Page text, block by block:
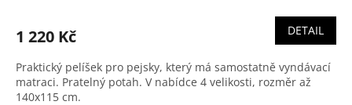
1 220 Kč DETAIL
Praktický pelíšek pro pejsky, který má samostatně vyndávací
matraci. Pratelný potah. V nabídce 4 velikosti, rozměr až
140x115 cm.